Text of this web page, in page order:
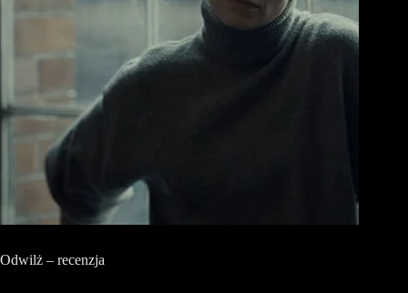
Odwilż – recenzja